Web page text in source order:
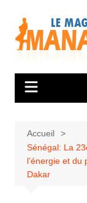
contenu
Accueil
Sénégal: La
l’énergie et
Dakar